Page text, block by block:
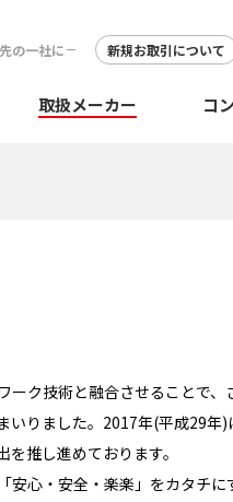
の一社に 新規お取引について
取扱メーカー コ
ーク技術と融合させることで
いりました。2017年(平成29年
推し進めております。
安心・安全・楽楽」をカタチ